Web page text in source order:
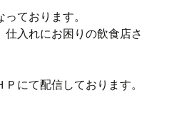
ております。
入れにお困りの飲食店さ
にて配信しております。